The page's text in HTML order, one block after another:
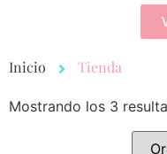
Inicio Tienda
Mostrando los 3